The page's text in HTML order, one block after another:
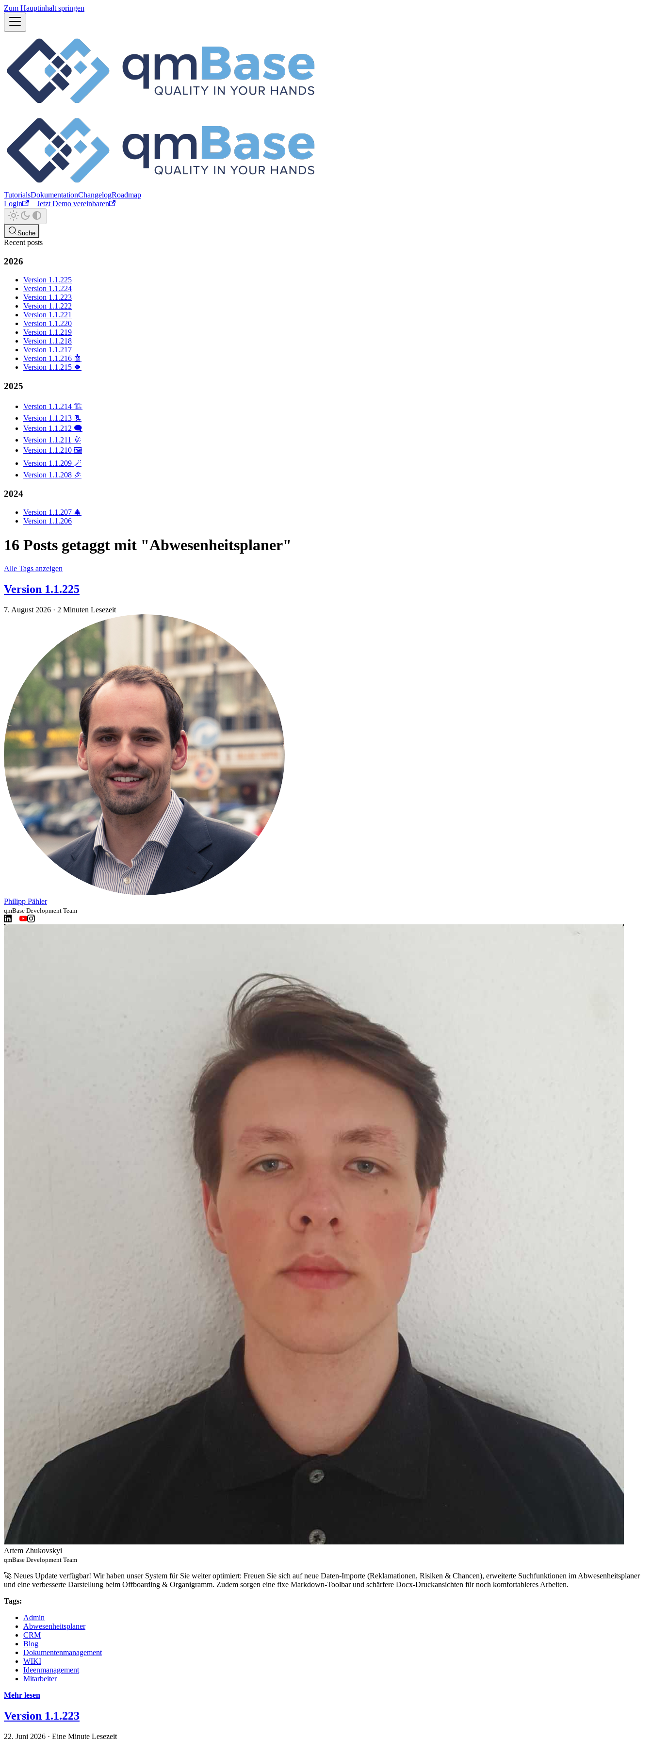
Zum Hauptinhalt springen
TutorialsDokumentationChangelogRoadmap
Login
Jetzt Demo vereinbaren
Suche
Recent posts
2026
Version 1.1.225
Version 1.1.224
Version 1.1.223
Version 1.1.222
Version 1.1.221
Version 1.1.220
Version 1.1.219
Version 1.1.218
Version 1.1.217
Version 1.1.216 🤖
Version 1.1.215 🍀
2025
Version 1.1.214 🏗️
Version 1.1.213 📃
Version 1.1.212 🗨️
Version 1.1.211 🌞
Version 1.1.210 🖼️
Version 1.1.209 🪄
Version 1.1.208 🎉
2024
Version 1.1.207 🎄
Version 1.1.206
16 Posts getaggt mit "Abwesenheitsplaner"
Alle Tags anzeigen
Version 1.1.225
7. August 2026 · 2 Minuten Lesezeit
Philipp Pähler
qmBase Development Team
Artem Zhukovskyi
qmBase Development Team
🚀 Neues Update verfügbar! Wir haben unser System für Sie weiter optimiert: Freuen Sie sich auf neue Daten-Importe (Reklamationen, Risiken & Chancen), erweiterte Suchfunktionen im Abwesenheitsplaner
und eine verbesserte Darstellung beim Offboarding & Organigramm. Zudem sorgen eine fixe Markdown-Toolbar und schärfere Docx-Druckansichten für noch komfortableres Arbeiten.
Tags:
Admin
Abwesenheitsplaner
CRM
Blog
Dokumentenmanagement
WIKI
Ideenmanagement
Mitarbeiter
Mehr lesen
Version 1.1.223
22. Juni 2026 · Eine Minute Lesezeit